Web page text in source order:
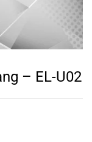
– EL-U02